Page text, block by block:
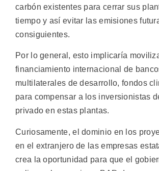
carbón existentes para cerrar sus
tiempo y así evitar las emisiones
consiguientes.
Por lo general, esto implicaría
financiamiento internacional de
multilaterales de desarrollo, fondos
para compensar a los inversionistas
privado en estas plantas.
Curiosamente, el dominio en los
en el extranjero de las empresas
crea la oportunidad para que el